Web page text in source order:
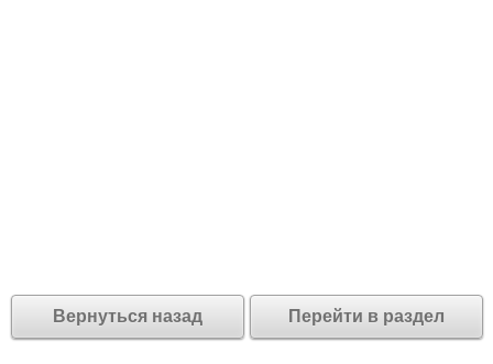
Вернуться назад Перейти в раздел